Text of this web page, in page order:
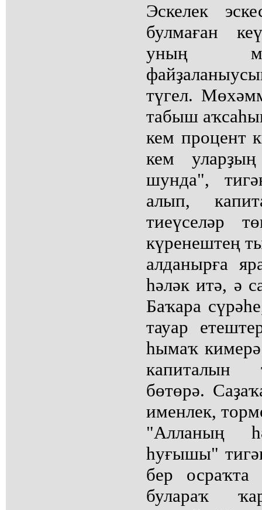
Эскелек
булмаған
уның
түгел.
табыш
кем процент
кем
шунда",
алып,
тиеүселәр
күренештең
алданырға
һәләк итә, ә
Баҡара
тауар
һымаҡ
капиталын
бөтөрә.
именлек,
"Алланың
һуғышы"
бер
булараҡ